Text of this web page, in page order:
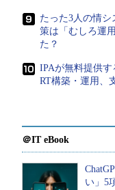
たった3人の情
策は「むしろ運
た？
IPAが無料提供す
RT構築・運用、
＠IT eBook
い」5